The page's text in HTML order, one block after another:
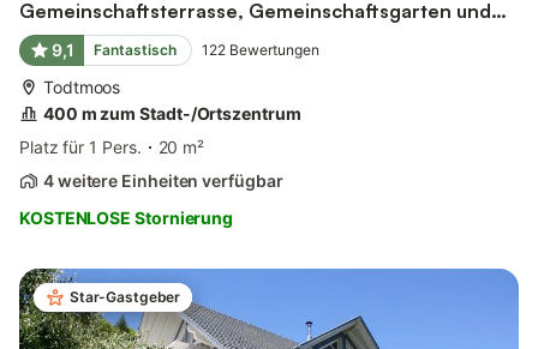
Gemeinschaftsterrasse, Gemeinschaftsgarten und
Wi-Fi
9,1 Fantastisch 122 Bewertungen
Todtmoos
400 m zum Stadt-/Ortszentrum
Platz für 1 Pers.
20 m²
4 weitere Einheiten verfügbar
KOSTENLOSE Stornierung
Star-Gastgeber